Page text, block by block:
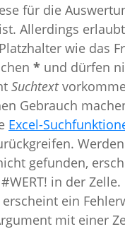
für die
Allerdings
wie das
* und dürfen
Suchtext
Gebrauch
Excel-
gefunden,
in der Zelle.
ein
mit einer